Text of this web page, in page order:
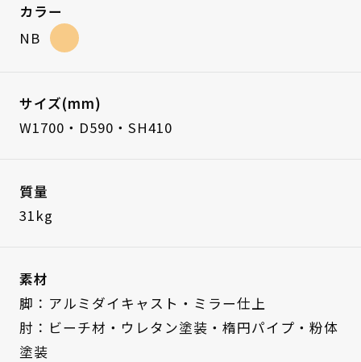
カラー
NB
サイズ(mm)
W1700・D590・SH410
質量
31kg
素材
脚：アルミダイキャスト・ミラー仕上
肘：ビーチ材・ウレタン塗装・楕円パイプ・粉体
塗装